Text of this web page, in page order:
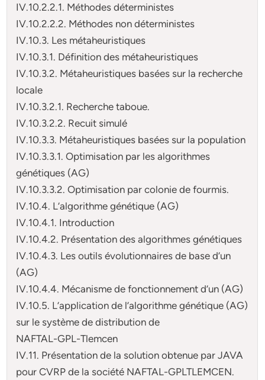
IV.10.2.2.1. Méthodes déterministes
IV.10.2.2.2. Méthodes non déterministes
IV.10.3. Les métaheuristiques
IV.10.3.1. Définition des métaheuristiques
IV.10.3.2. Métaheuristiques basées sur la recherche
locale
IV.10.3.2.1. Recherche taboue.
IV.10.3.2.2. Recuit simulé
IV.10.3.3. Métaheuristiques basées sur la population
IV.10.3.3.1. Optimisation par les algorithmes
génétiques (AG)
IV.10.3.3.2. Optimisation par colonie de fourmis.
IV.10.4. L’algorithme génétique (AG)
IV.10.4.1. Introduction
IV.10.4.2. Présentation des algorithmes génétiques
IV.10.4.3. Les outils évolutionnaires de base d’un
(AG)
IV.10.4.4. Mécanisme de fonctionnement d’un (AG)
IV.10.5. L’application de l’algorithme génétique (AG)
sur le système de distribution de
NAFTAL-GPL-Tlemcen
IV.11. Présentation de la solution obtenue par JAVA
pour CVRP de la société NAFTAL-GPLTLEMCEN.